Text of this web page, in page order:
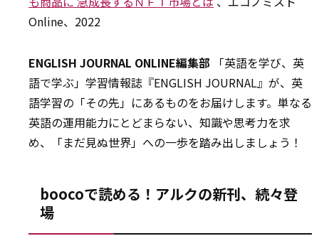
Online、2022
ENGLISH JOURNAL ONLINE編集部 「英語を学び、英
語で学ぶ」学習情報誌『ENGLISH JOURNAL』が、英
語学習の「その先」にあるものをお届けします。単なる
英語の運用能力にとどまらない、知識や思考力を求
め、「まだ見ぬ世界」への一歩を踏み出しましょう！
boocoで読める！アルクの新刊、続々登
場